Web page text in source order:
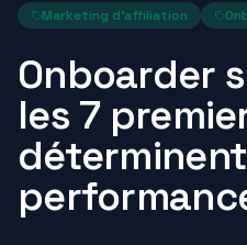
Marketing d'affiliation
Onboarder
les 7